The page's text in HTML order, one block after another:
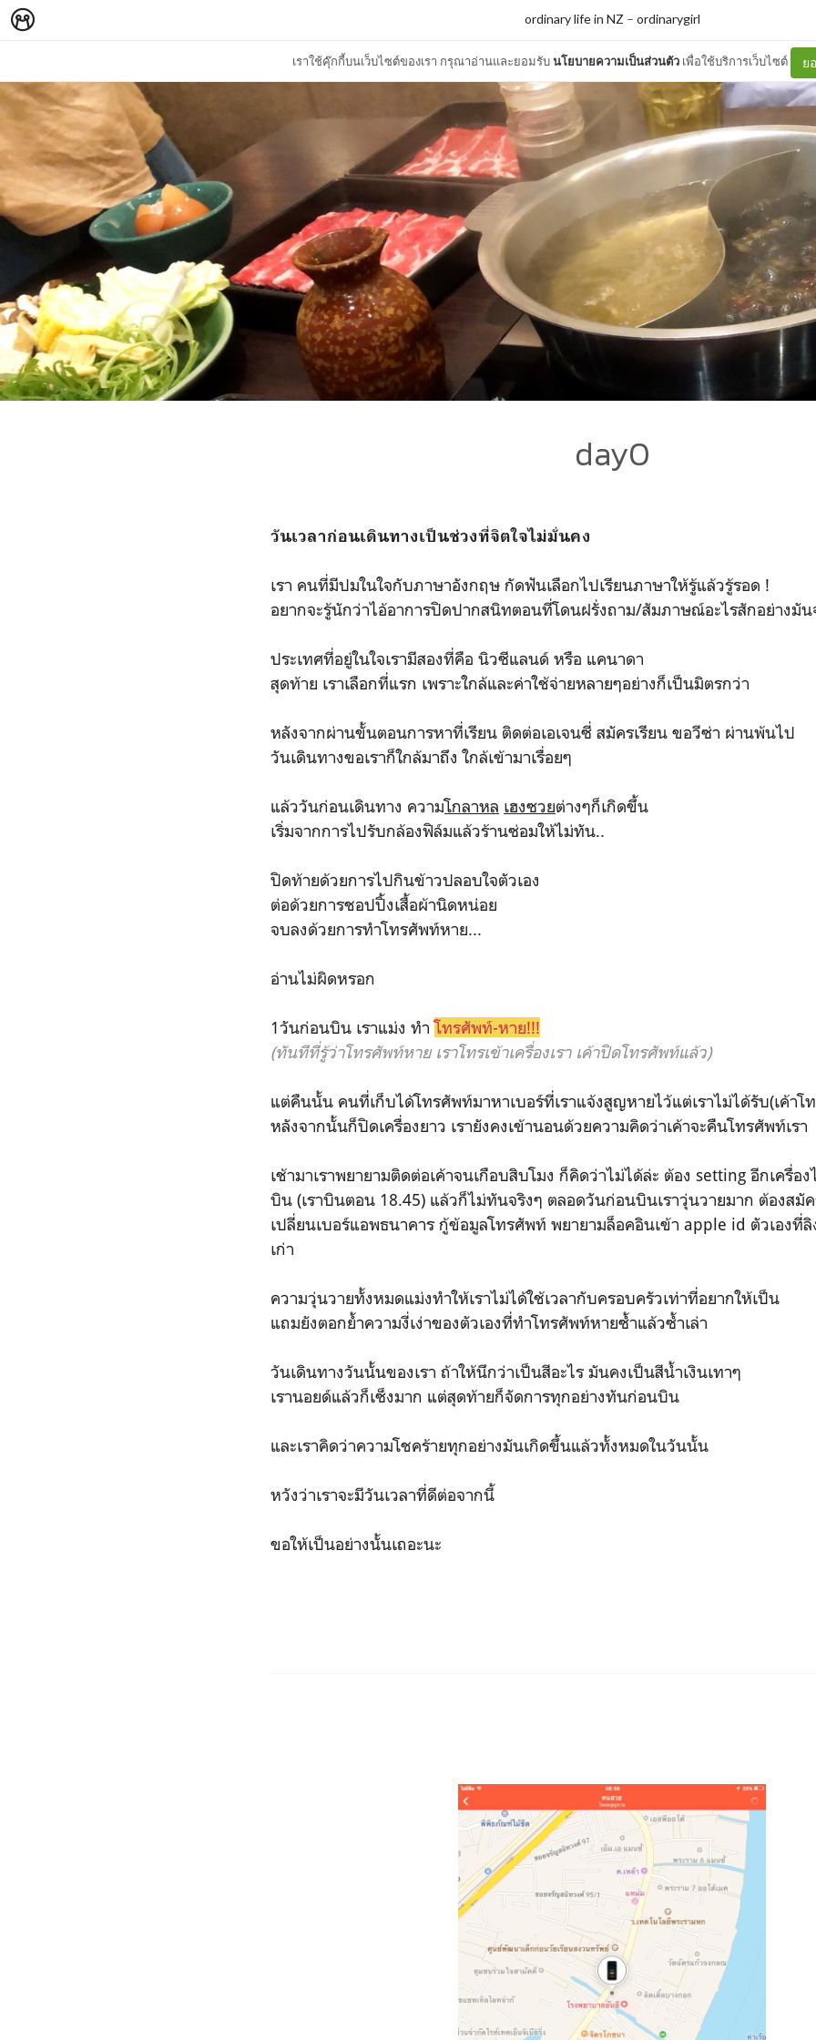
เราใช้คุ๊กกี้บนเว็บไซต์ของเรา กรุณาอ่านและยอมรับนโยบายความเป็นส่วนตัว เพื่อใช้บริการเว็บไซต์ ย
ordinary life in NZ – ordinarygirl
day0
วันเวลาก่อนเดินทางเป็นช่วงที่จิตใจไม่มั่นคง
เรา คนที่มีปมในใจกับภาษาอังกฤษ กัดฟันเลือกไปเรียนภาษาให้รู้แล้วรู้รอด !
อยากจะรู้นักว่าไอ้อาการปิดปากสนิทตอนที่โดนฝรั่งถาม/สัมภาษณ์อะไรสักอย่างมั
ประเทศที่อยู่ในใจเรามีสองที่คือ นิวซีแลนด์ หรือ แคนาดา
สุดท้าย เราเลือกที่แรก เพราะใกล้และค่าใช้จ่ายหลายๆอย่างก็เป็นมิตรกว่า
หลังจากผ่านขั้นตอนการหาที่เรียน ติดต่อเอเจนซี่ สมัครเรียน ขอวีซ่า ผ่านพ้นไป
วันเดินทางขอเราก็ใกล้มาถึง ใกล้เข้ามาเรื่อยๆ
แล้ววันก่อนเดินทาง ความโกลาหล เฮงซวยต่างๆก็เกิดขึ้น
เริ่มจากการไปรับกล้องฟิล์มแล้วร้านซ่อมให้ไม่ทัน..
ปิดท้ายด้วยการไปกินข้าวปลอบใจตัวเอง
ต่อด้วยการชอปปิ้งเสื้อผ้านิดหน่อย
จบลงด้วยการทำโทรศัพท์หาย...
อ่านไม่ผิดหรอก
1วันก่อนบิน เราแม่ง ทำโทรศัพท์-หาย!!!
(ทันทีที่รู้ว่าโทรศัพท์หาย เราโทรเข้าเครื่องเรา เค้าปิดโทรศัพท์แล้ว)
แต่คืนนั้น คนที่เก็บได้โทรศัพท์มาหาเบอร์ที่เราแจ้งสูญหายไว้แต่เราไม่ได้รับ(เค้าโ
หลังจากนั้นก็ปิดเครื่องยาว เรายังคงเข้านอนด้วยความคิดว่าเค้าจะคืนโทรศัพท์เรา
เช้ามาเราพยายามติดต่อเค้าจนเกือบสิบโมง ก็คิดว่าไม่ได้ล่ะ ต้อง setting อีกเครื่อ
บิน (เราบินตอน 18.45) แล้วก็ไม่ทันจริงๆ ตลอดวันก่อนบินเราวุ่นวายมาก ต้องสมัค
เปลี่ยนเบอร์แอพธนาคาร กู้ข้อมูลโทรศัพท์ พยายามล็อคอินเข้า apple id ตัวเองที่
เก่า
ความวุ่นวายทั้งหมดแม่งทำให้เราไม่ได้ใช้เวลากับครอบครัวเท่าที่อยากให้เป็น
แถมยังตอกย้ำความงี่เง่าของตัวเองที่ทำโทรศัพท์หายซ้ำแล้วซ้ำเล่า
วันเดินทางวันนั้นของเรา ถ้าให้นึกว่าเป็นสีอะไร มันคงเป็นสีน้ำเงินเทาๆ
เรานอยด์แล้วก็เซ็งมาก แต่สุดท้ายก็จัดการทุกอย่างทันก่อนบิน
และเราคิดว่าความโชคร้ายทุกอย่างมันเกิดขึ้นแล้วทั้งหมดในวันนั้น
หวังว่าเราจะมีวันเวลาที่ดีต่อจากนี้
ขอให้เป็นอย่างนั้นเถอะนะ